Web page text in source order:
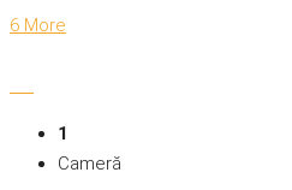
6 More
1
Cameră